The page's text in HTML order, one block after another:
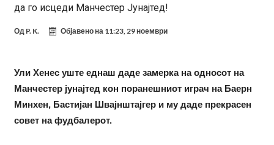
Арсенал и Њукасл веќе се договорија, Гимарејш заминува
АРСЕНАЛ ГО ЛАДИ ШАМПАЊОТ: Винисиус на праг на Лондон!
Решено е: Реал Мадрид го испраќа својот млад талент во Серија
“А”
Лукаку бара нов клуб
Тотенхем започна преговори со Гакпо
да го исцеди Манчестер Јунајтед!
Од P. K. Објавено на 11:23, 29 ноември
Ули Хенес уште еднаш даде замерка на односот на
Манчестер јунајтед кон поранешниот играч на Баерн
Минхен, Бастијан Швајнштајгер и му даде прекрасен
совет на фудбалерот.